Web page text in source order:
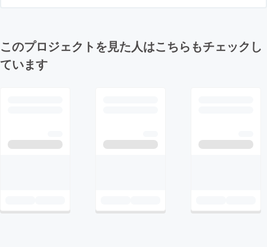
このプロジェクトを見た人はこちらもチェックし
ています